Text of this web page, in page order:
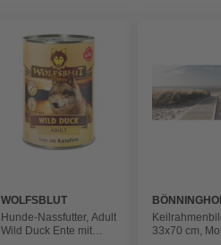
WOLFSBLUT
Hunde-Nassfutter, Adult
Wild Duck Ente mit
33x70 cm,